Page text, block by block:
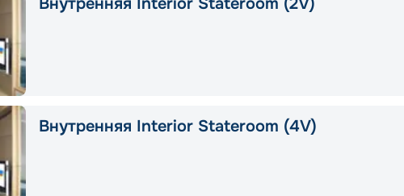
Внутренняя Interior Stateroom (4V)